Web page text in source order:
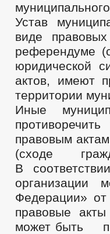
Устав
виде
референдуме
юридической
актов, имеют
территории
Иные
правовым
(сходе
В
организации
Федерации»
правовые
может